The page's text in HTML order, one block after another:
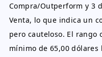
Compra/Outperform y 3
Venta, lo que indica un
pero cauteloso. El rango
mínimo de 65,00 dólares